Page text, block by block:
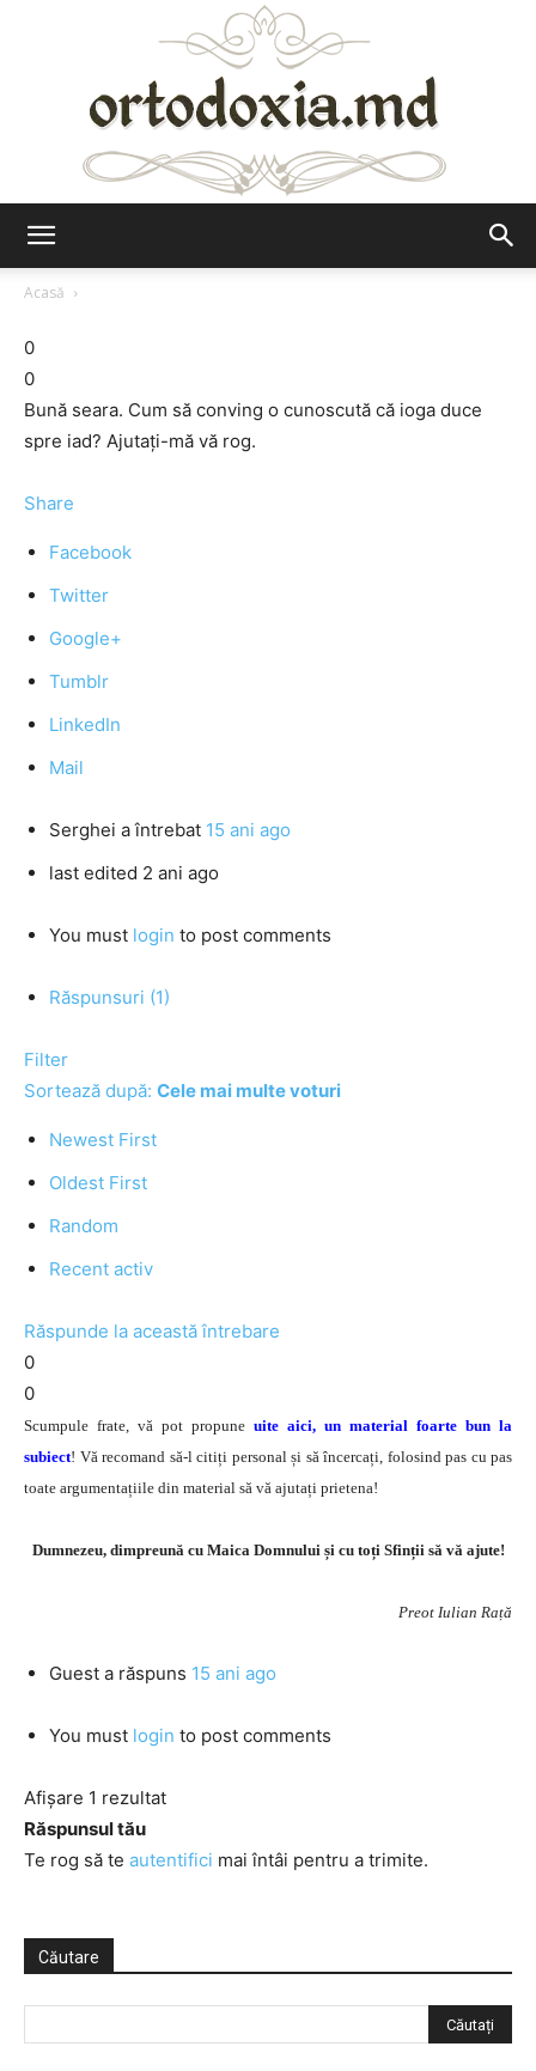
Acasă
0
0
Bună seara. Cum să conving o cunoscută că ioga duce
spre iad? Ajutaţi-mă vă rog.
Share
Facebook
Twitter
Google+
Tumblr
LinkedIn
Mail
Serghei a întrebat 15 ani ago
last edited 2 ani ago
You must login to post comments
Răspunsuri (1)
Filter
Sortează după: Cele mai multe voturi
Newest First
Oldest First
Random
Recent activ
Răspunde la această întrebare
0
0
Scumpule frate, vă pot propune uite aici, un material foarte bun la
subiect! Vă recomand să-l citiți personal și să încercați, folosind pas cu pas
toate argumentațiile din material să vă ajutați prietena!
Dumnezeu, dimpreună cu Maica Domnului și cu toți Sfinții să vă ajute!
Preot Iulian Rață
Guest a răspuns 15 ani ago
You must login to post comments
Afișare 1 rezultat
Răspunsul tău
Te rog să te autentifici mai întâi pentru a trimite.
Căutare